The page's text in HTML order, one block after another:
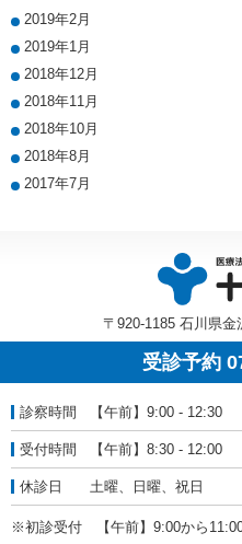
2019年2月
2019年1月
2018年12月
2018年11月
2018年10月
2018年8月
2017年7月
〒920-1185 石川県
受診予約
診察時間 【午前】9:00 - 12:30
受付時間 【午前】8:30 - 12:00
休診日 土曜、日曜、祝日
※初診受付 【午前】9:00から